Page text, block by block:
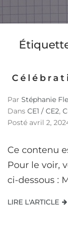
Par Stéphanie
Dans CE1 / CE2,
Posté avril 2,
Ce contenu
Pour le voir,
ci-dessous :
LIRE L'ARTICLE